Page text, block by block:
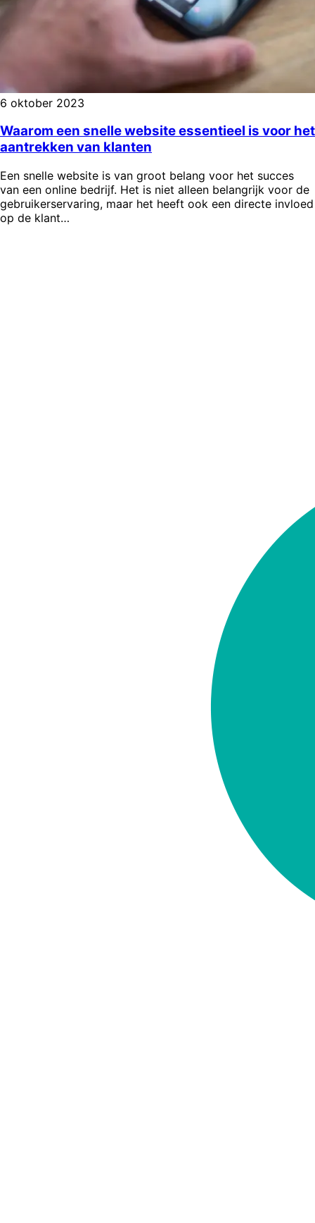
6 oktober 2023
Waarom een snelle website essentieel is voor het
aantrekken van klanten
Een snelle website is van groot belang voor het succes
van een online bedrijf. Het is niet alleen belangrijk voor de
gebruikerservaring, maar het heeft ook een directe invloed
op de klant…